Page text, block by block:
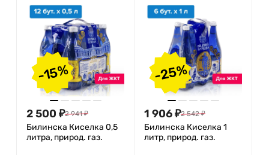
-15%
2 500 ₽2 941 ₽
Билинска Киселка 0,5
литра, природ. газ.
-25%
1 906₽2 542 ₽
Билинска Киселка 1
литр, природ. газ.